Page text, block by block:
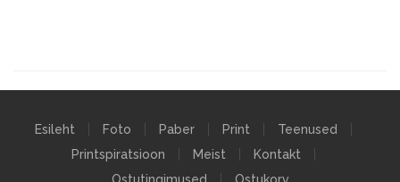
Esileht Foto Paber Print
Teenused
Printspiratsioon
Meist
Kontakt